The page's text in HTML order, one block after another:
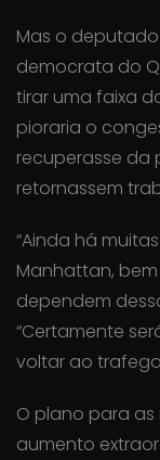
Mas o deputado
democrata do
tirar uma faixa
pioraria o
recuperasse da
retornassem
“Ainda há
Manhattan,
dependem
“Certamente
voltar ao
O plano para
aumento